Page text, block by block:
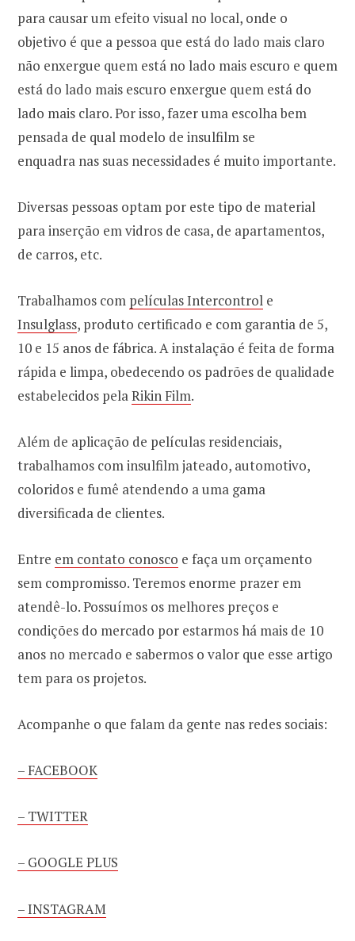
para causar um efeito visual no local, onde o
objetivo é que a pessoa que está do lado mais claro
não enxergue quem está no lado mais escuro e quem
está do lado mais escuro enxergue quem está do
lado mais claro. Por isso, fazer uma escolha bem
pensada de qual modelo de insulfilm se
enquadra nas suas necessidades é muito importante.
Diversas pessoas optam por este tipo de material
para inserção em vidros de casa, de apartamentos,
de carros, etc.
Trabalhamos com películas Intercontrol e
Insulglass, produto certificado e com garantia de 5,
10 e 15 anos de fábrica. A instalação é feita de forma
rápida e limpa, obedecendo os padrões de qualidade
estabelecidos pelaRikin Film.
Além de aplicação de películas residenciais,
trabalhamos com insulfilm jateado, automotivo,
coloridos e fumê atendendo a uma gama
diversificada de clientes.
Entre em contato conosco e faça um orçamento
sem compromisso. Teremos enorme prazer em
atendê-lo. Possuímos os melhores preços e
condições do mercado por estarmos há mais de 10
anos no mercado e sabermos o valor que esse artigo
tem para os projetos.
Acompanhe o que falam da gente nas redes sociais:
– FACEBOOK
– TWITTER
– GOOGLE PLUS
– INSTAGRAM